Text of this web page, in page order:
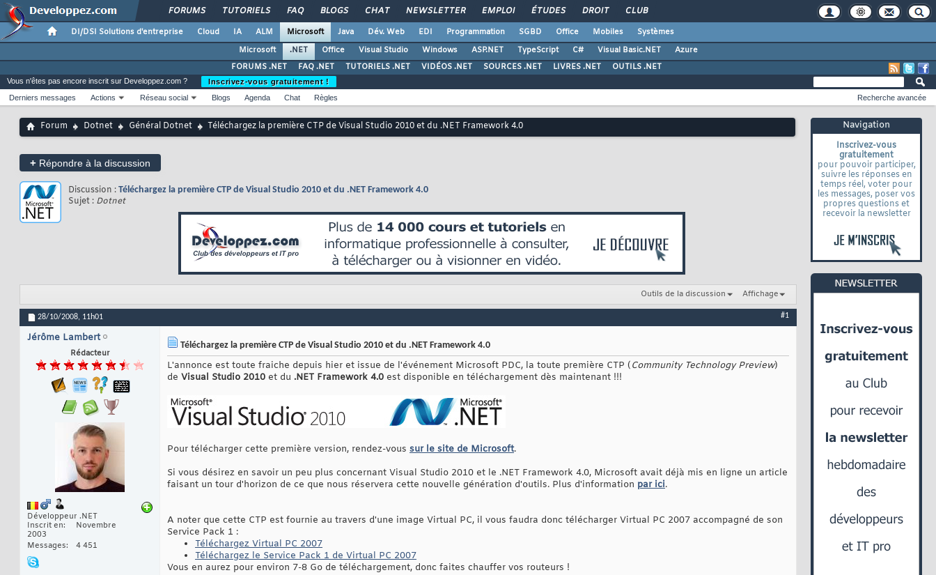
FORUMS TUTORIELS FAQ BLOGS CHAT NEWSLETTER EMPLOI ÉTUDES DROIT CLUB
DI/DSI Solutions d'entreprise Cloud IA ALM Microsoft Java Dév. Web EDI Programmation SGBD Office Mobiles
Systèmes
Microsoft
.NET Office Visual Studio Windows ASP.NET TypeScript C# Visual Basic.NET
Azure
FORUMS .NET
FAQ .NET TUTORIELS .NET VIDÉOS .NET SOURCES .NET LIVRES .NET OUTILS .NET
Navigation
Inscrivez-vous
gratuitement
pour pouvoir participer,
suivre les réponses en
temps réel, voter pour
les messages, poser vos
propres questions et
recevoir la newsletter
Vous n'êtes pas encore inscrit sur Developpez.com ?
Inscrivez-vous gratuitement !
Derniers messages
Actions Réseau social Blogs Agenda Chat Règles Recherche avancée
Forum Dotnet Général Dotnet Téléchargez la première CTP de Visual Studio 2010 et du .NET Framework 4.0
+ Répondre à la discussion
Discussion : Téléchargez la première CTP de Visual Studio 2010 et du .NET Framework 4.0
Sujet : Dotnet
Outils de la discussion Affichage
28/10/2008, 11h01 #1
Jérôme Lambert
Rédacteur
Développeur .NET
Inscrit en
Novembre
2003
Messages
4 451
Téléchargez la première CTP de Visual Studio 2010 et du .NET Framework 4.0
L'annonce est toute fraiche depuis hier et issue de l'événement Microsoft PDC, la toute première CTP (Community Technology Preview)
de Visual Studio 2010 et du .NET Framework 4.0 est disponible en téléchargement dès maintenant !!!
Pour télécharger cette première version, rendez-vous sur le site de Microsoft.
Si vous désirez en savoir un peu plus concernant Visual Studio 2010 et le .NET Framework 4.0, Microsoft avait déjà mis en ligne un article
faisant un tour d'horizon de ce que nous réservera cette nouvelle génération d'outils. Plus d'information par ici.
A noter que cette CTP est fournie au travers d'une image Virtual PC, il vous faudra donc télécharger Virtual PC 2007 accompagné de son
Service Pack 1 :
Téléchargez Virtual PC 2007
Téléchargez le Service Pack 1 de Virtual PC 2007
Vous en aurez pour environ 7-8 Go de téléchargement, donc faites chauffer vos routeurs !